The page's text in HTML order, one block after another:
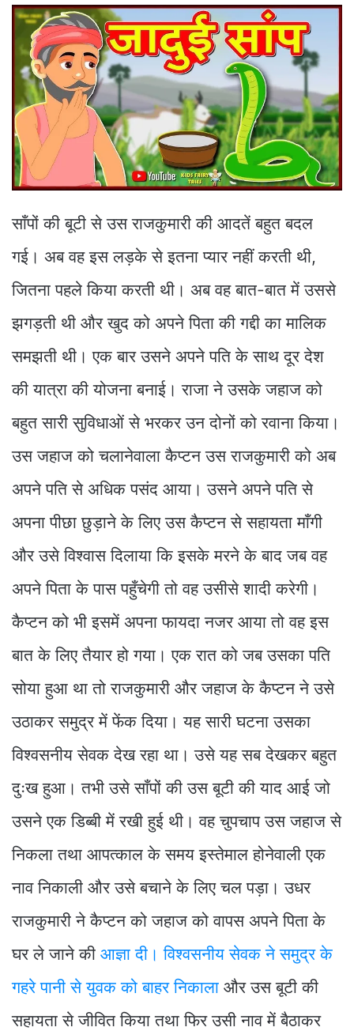
साँपों की बूटी से उस राजकुमारी की आदतें बहुत बदल
गई। अब वह इस लड़के से इतना प्यार नहीं करती थी,
जितना पहले किया करती थी। अब वह बात-बात में उससे
झगड़ती थी और खुद को अपने पिता की गद्दी का मालिक
समझती थी। एक बार उसने अपने पति के साथ दूर देश
की यात्रा की योजना बनाई। राजा ने उसके जहाज को
बहुत सारी सुविधाओं से भरकर उन दोनों को रवाना किया।
उस जहाज को चलानेवाला कैप्टन उस राजकुमारी को अब
अपने पति से अधिक पसंद आया। उसने अपने पति से
अपना पीछा छुड़ाने के लिए उस कैप्टन से सहायता माँगी
और उसे विश्वास दिलाया कि इसके मरने के बाद जब वह
अपने पिता के पास पहुँचेगी तो वह उसीसे शादी करेगी।
कैप्टन को भी इसमें अपना फायदा नजर आया तो वह इस
बात के लिए तैयार हो गया। एक रात को जब उसका पति
सोया हुआ था तो राजकुमारी और जहाज के कैप्टन ने उसे
उठाकर समुद्र में फेंक दिया। यह सारी घटना उसका
विश्वसनीय सेवक देख रहा था। उसे यह सब देखकर बहुत
दुःख हुआ। तभी उसे साँपों की उस बूटी की याद आई जो
उसने एक डिब्बी में रखी हुई थी। वह चुपचाप उस जहाज से
निकला तथा आपत्काल के समय इस्तेमाल होनेवाली एक
नाव निकाली और उसे बचाने के लिए चल पड़ा। उधर
राजकुमारी ने कैप्टन को जहाज को वापस अपने पिता के
घर ले जाने की आज्ञा दी। विश्वसनीय सेवक ने समुद्र के
गहरे पानी से युवक को बाहर निकाला और उस बूटी की
सहायता से जीवित किया तथा फिर उसी नाव में बैठाकर